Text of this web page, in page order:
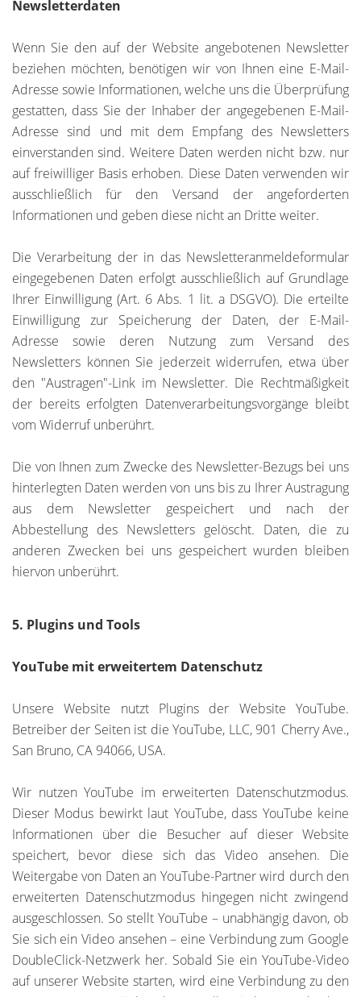
Newsletterdaten
Wenn Sie den auf der Website angebotenen Newsletter
beziehen möchten, benötigen wir von Ihnen eine E-Mail-
Adresse sowie Informationen, welche uns die Überprüfung
gestatten, dass Sie der Inhaber der angegebenen E-Mail-
Adresse sind und mit dem Empfang des Newsletters
einverstanden sind. Weitere Daten werden nicht bzw. nur
auf freiwilliger Basis erhoben. Diese Daten verwenden wir
ausschließlich für den Versand der angeforderten
Informationen und geben diese nicht an Dritte weiter.
Die Verarbeitung der in das Newsletteranmeldeformular
eingegebenen Daten erfolgt ausschließlich auf Grundlage
Ihrer Einwilligung (Art. 6 Abs. 1 lit. a DSGVO). Die erteilte
Einwilligung zur Speicherung der Daten, der E-Mail-
Adresse sowie deren Nutzung zum Versand des
Newsletters können Sie jederzeit widerrufen, etwa über
den "Austragen"-Link im Newsletter. Die Rechtmäßigkeit
der bereits erfolgten Datenverarbeitungsvorgänge bleibt
vom Widerruf unberührt.
Die von Ihnen zum Zwecke des Newsletter-Bezugs bei uns
hinterlegten Daten werden von uns bis zu Ihrer Austragung
aus dem Newsletter gespeichert und nach der
Abbestellung des Newsletters gelöscht. Daten, die zu
anderen Zwecken bei uns gespeichert wurden bleiben
hiervon unberührt.
5. Plugins und Tools
YouTube mit erweitertem Datenschutz
Unsere Website nutzt Plugins der Website YouTube.
Betreiber der Seiten ist die YouTube, LLC, 901 Cherry Ave.,
San Bruno, CA 94066, USA.
Wir nutzen YouTube im erweiterten Datenschutzmodus.
Dieser Modus bewirkt laut YouTube, dass YouTube keine
Informationen über die Besucher auf dieser Website
speichert, bevor diese sich das Video ansehen. Die
Weitergabe von Daten an YouTube-Partner wird durch den
erweiterten Datenschutzmodus hingegen nicht zwingend
ausgeschlossen. So stellt YouTube – unabhängig davon, ob
Sie sich ein Video ansehen – eine Verbindung zum Google
DoubleClick-Netzwerk her. Sobald Sie ein YouTube-Video
auf unserer Website starten, wird eine Verbindung zu den